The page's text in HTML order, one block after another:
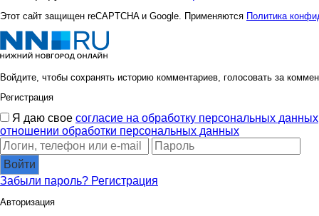
Этот сайт защищен reCAPTCHA и Google. Применяются Политика
Войдите, чтобы сохранять историю комментариев, голосовать за
Регистрация
Я даю свое согласие на обработку персональных данных
отношении обработки персональных данных
Войти
Забыли пароль? Регистрация
Авторизация